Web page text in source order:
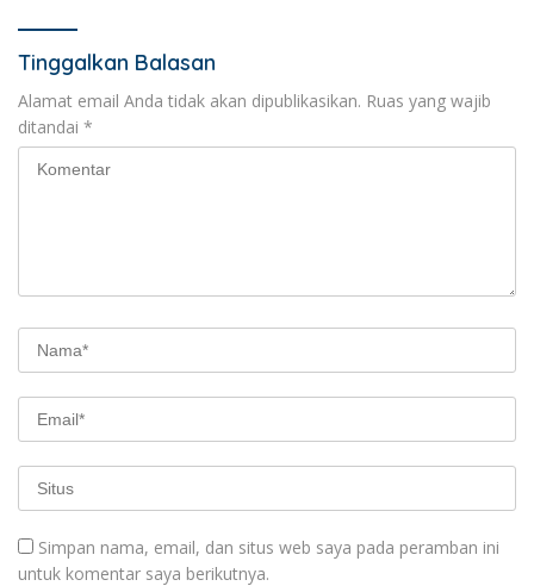
Tinggalkan Balasan
Alamat email Anda tidak akan dipublikasikan. Ruas yang wajib
ditandai *
Simpan nama, email, dan situs web saya pada peramban ini
untuk komentar saya berikutnya.